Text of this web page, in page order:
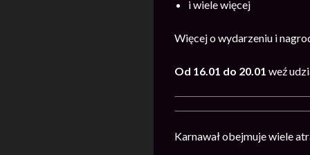
i wiele więcej
Więcej o wydarzeniu i
Od 16.01 do 20.01 weź
Karnawał obejmuje wiele